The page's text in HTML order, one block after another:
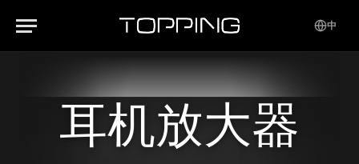
中
耳机放大器